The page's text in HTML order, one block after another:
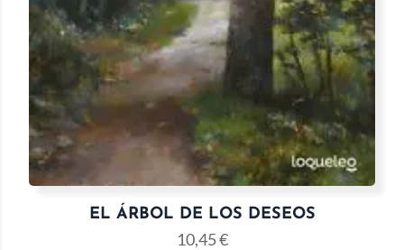
EL ÁRBOL DE LOS DESEOS
10,45€